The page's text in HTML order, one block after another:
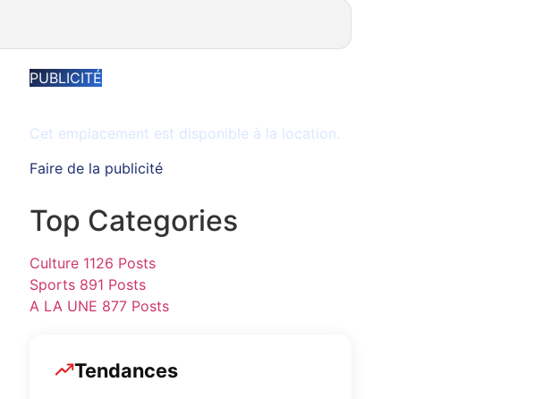
PUBLICITÉ
Cet emplacement est disponible à la location.
Faire de la publicité
Top Categories
Culture 1126 Posts
Sports 891 Posts
A LA UNE 877 Posts
Tendances